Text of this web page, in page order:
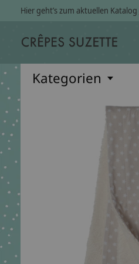
Hier geht’s zum aktuellen Katalog
Kategorien